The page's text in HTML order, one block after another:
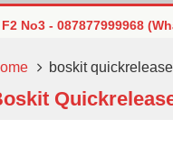
087877999968
087877999968
087877999968
boskit